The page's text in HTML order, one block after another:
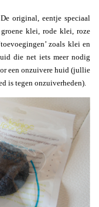
original, eentje speciaal
klei, rode klei, roze
zoals klei en
die net iets meer nodig
een onzuivere huid (jullie
is tegen onzuiverheden).